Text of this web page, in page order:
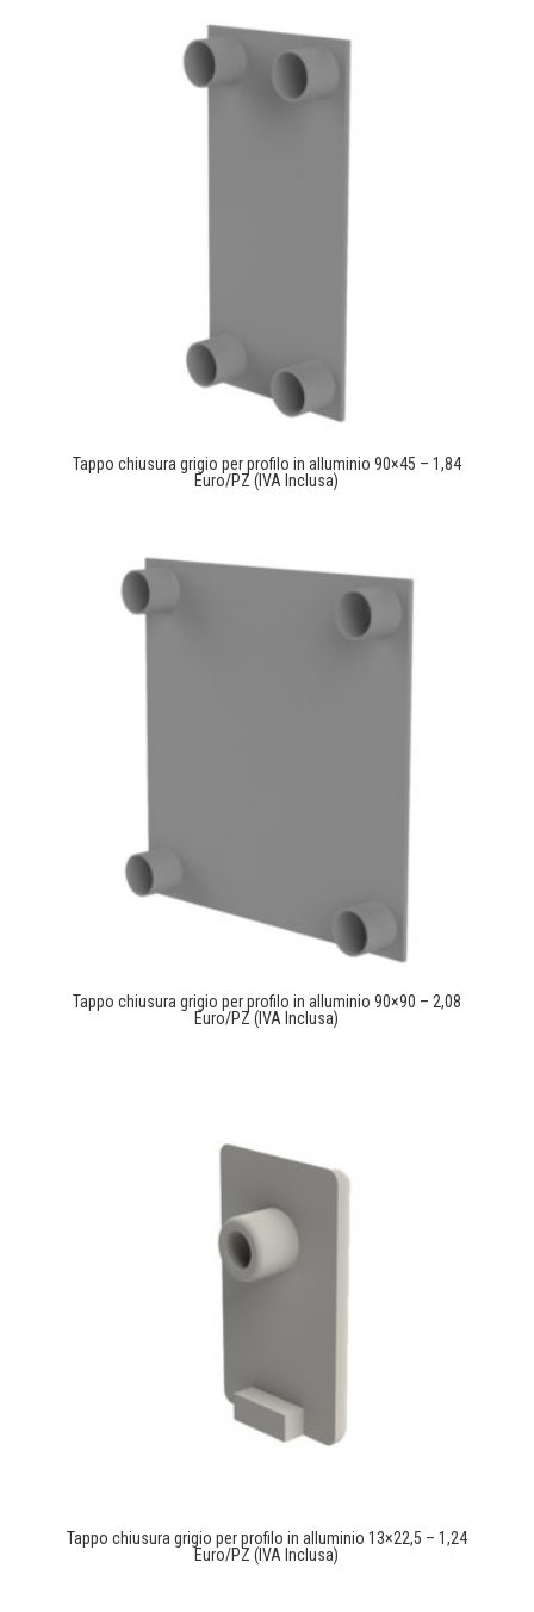
Tappo chiusura grigio per profilo in alluminio 90×45 – 1,84
Euro/PZ (IVA Inclusa)
Tappo chiusura grigio per profilo in alluminio 90×90 – 2,08
Euro/PZ (IVA Inclusa)
Tappo chiusura grigio per profilo in alluminio 13×22,5 – 1,24
Euro/PZ (IVA Inclusa)